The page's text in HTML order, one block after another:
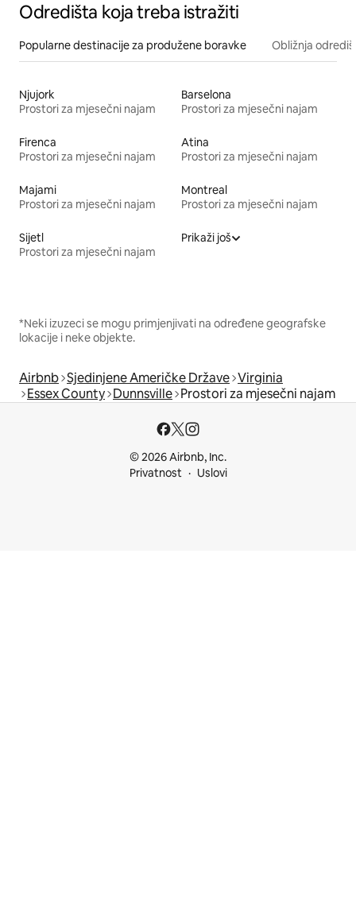
Odredišta koja treba istražiti
Popularne destinacije za produžene boravke Obližnja
Njujork
Prostori za mjesečni najam
Barselona
Prostori za mjesečni najam
Firenca
Prostori za mjesečni najam
Atina
Prostori za mjesečni najam
Majami
Prostori za mjesečni najam
Montreal
Prostori za mjesečni najam
Sijetl
Prostori za mjesečni najam
Prikaži još
*Neki izuzeci se mogu primjenjivati na određene geografske
lokacije i neke objekte.
Airbnb Sjedinjene Američke Države Virginia
Essex County Dunnsville Prostori za mjesečni najam
© 2026 Airbnb, Inc.
Privatnost
Uslovi